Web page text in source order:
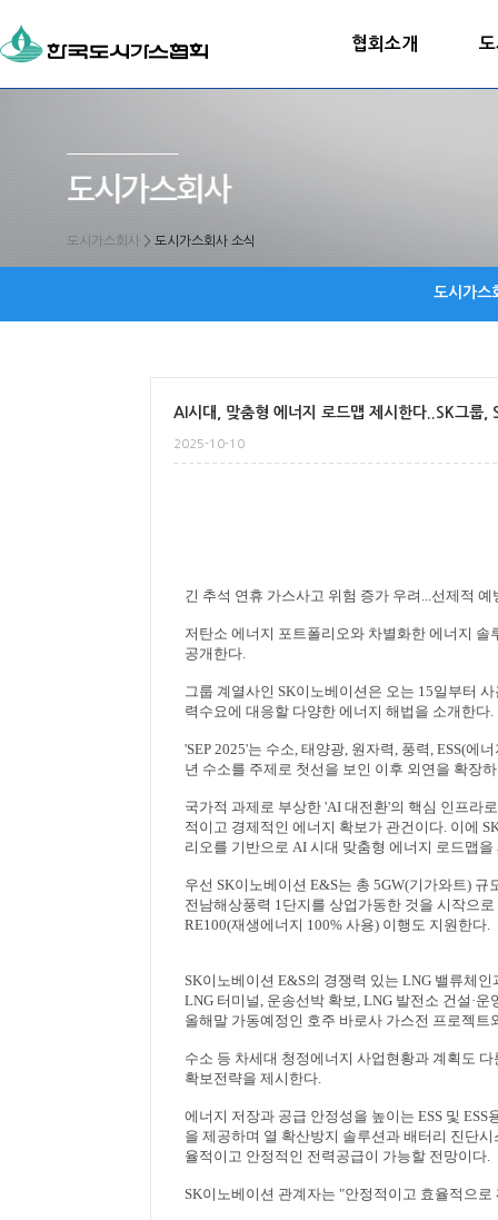
협회소개
도시가스회사 > 도시가스회사 소식
도시가스
AI시대, 맞춤형 에너지 로드맵 제시한다..SK그룹,
2025-10-10
긴 추석 연휴 가스사고 위험 증가 우려 ...선제적 예
저탄소 에너지 포트폴리오와 차별화한 에너지
공개한다.
그룹 계열사인 SK이노베이션은 오는 15일부터
력수요에 대응할 다양한 에너지 해법을 소개한다.
'SEP 2025'는 수소, 태양광, 원자력, 풍력, ESS(에너
년 수소를 주제로 첫선을 보인 이후 외연을 확장
국가적 과제로 부상한 'AI 대전환'의 핵심 인프라
적이고 경제적인 에너지 확보가 관건이다. 이에
리오를 기반으로 AI 시대 맞춤형 에너지 로드맵을
우선 SK이노베이션 E&S는 총 5GW(기가와트) 규
전남해상풍력 1단지를 상업가동한 것을 시작으
RE100(재생에너지 100% 사용) 이행도 지원한다.
SK이노베이션 E&S의 경쟁력 있는 LNG 밸류체인
LNG 터미널, 운송선박 확보, LNG 발전소 건설 ·운
올해말 가동예정인 호주 바로사 가스전 프로젝트
수소 등 차세대 청정에너지 사업현황과 계획도 다
확보전략을 제시한다.
에너지 저장과 공급 안정성을 높이는 ESS 및 ESS
을 제공하며 열 확산방지 솔루션과 배터리 진단
율적이고 안정적인 전력공급이 가능할 전망이다.
SK이노베이션 관계자는 "안정적이고 효율적으로